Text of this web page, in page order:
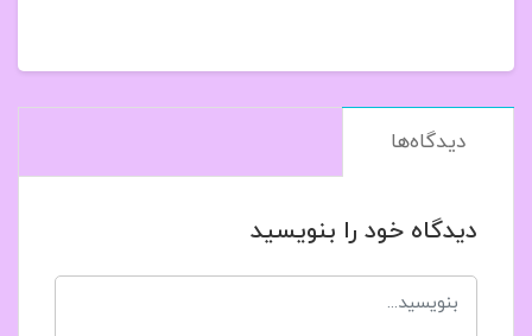
دیدگاه‌ها
دیدگاه خود را بنویسید